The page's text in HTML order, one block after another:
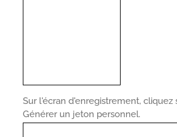
Sur l'écran d'enregistrement, cliquez
Générer un jeton personnel.